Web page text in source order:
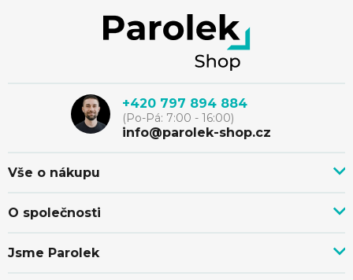
t
+420 797 894 884
(Po-Pá: 7:00 - 16:00)
info@parolek-shop.cz
Vše o nákupu
Doprava, platba a služby
Nákup na splátky
O společnosti
Jsme Parolek